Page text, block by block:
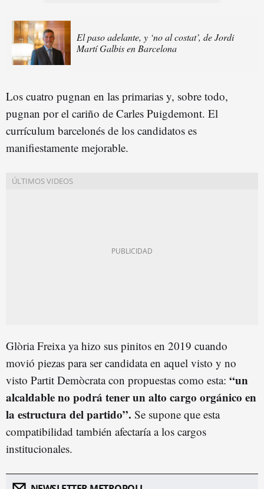
El paso adelante, y ‘no al costat’, de Jordi
Martí Galbis en Barcelona
Los cuatro pugnan en las primarias y, sobre todo,
pugnan por el cariño de Carles Puigdemont. El
currículum barcelonés de los candidatos es
manifiestamente mejorable.
Glòria Freixa ya hizo sus pinitos en 2019 cuando
movió piezas para ser candidata en aquel visto y no
visto Partit Demòcrata con propuestas como esta: “un
alcaldable no podrá tener un alto cargo orgánico en
la estructura del partido”. Se supone que esta
compatibilidad también afectaría a los cargos
institucionales.